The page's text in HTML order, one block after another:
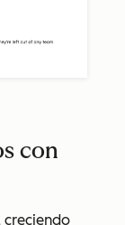
con
creciendo